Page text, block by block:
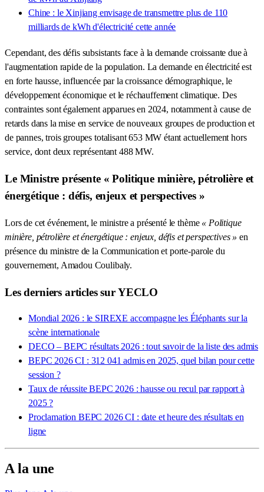
Chine : le Xinjiang envisage de transmettre plus de 110
milliards de kWh d'électricité cette année
Cependant, des défis subsistants face à la demande croissante due à
l'augmentation rapide de la population. La demande en électricité est
en forte hausse, influencée par la croissance démographique, le
développement économique et le réchauffement climatique. Des
contraintes sont également apparues en 2024, notamment à cause de
retards dans la mise en service de nouveaux groupes de production et
de pannes, trois groupes totalisant 653 MW étant actuellement hors
service, dont deux représentant 488 MW.
Le Ministre présente « Politique minière, pétrolière et
énergétique : défis, enjeux et perspectives »
Lors de cet événement, le ministre a présenté le thème« Politique
minière, pétrolière et énergétique : enjeux, défis et perspectives » en
présence du ministre de la Communication et porte-parole du
gouvernement, Amadou Coulibaly.
Les derniers articles sur YECLO
Mondial 2026 : le SIREXE accompagne les Éléphants sur la
scène internationale
DECO – BEPC résultats 2026 : tout savoir de la liste des admis
BEPC 2026 CI : 312 041 admis en 2025, quel bilan pour cette
session ?
Taux de réussite BEPC 2026 : hausse ou recul par rapport à
2025 ?
Proclamation BEPC 2026 CI : date et heure des résultats en
ligne
A la une